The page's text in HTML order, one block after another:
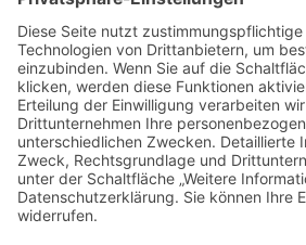
Zahlungsarten
& Vorab-
Alle Preise inkl. gesetzl.